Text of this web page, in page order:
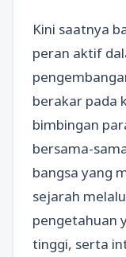
Kini saatnya
peran aktif
berakar pada
bimbingan
bersama-
bangsa yang
sejarah
pengetahuan
tinggi, serta